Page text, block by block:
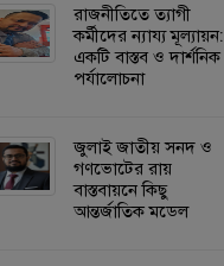
রাজনীতিতে ত্যাগী
কর্মীদের ন্যায্য মূল্যায়ন:
একটি বাস্তব ও দার্শনিক
পর্যালোচনা
জুলাই জাতীয় সনদ ও
গণভোটের রায়
বাস্তবায়নে কিছু
আন্তর্জাতিক মডেল